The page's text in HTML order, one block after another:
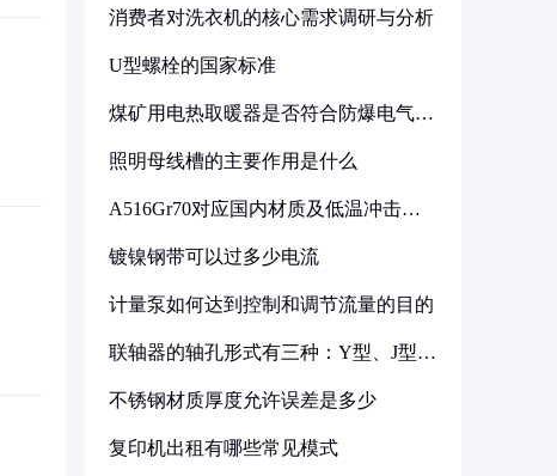
消费者对洗衣机的核心需求调研与分析
U型螺栓的国家标准
煤矿用电热取暖器是否符合防爆电气设
照明母线槽的主要作用是什么
A516Gr70对应国内材质及低温冲击要
镀镍钢带可以过多少电流
计量泵如何达到控制和调节流量的目的
联轴器的轴孔形式有三种：Y型、J型、
不锈钢材质厚度允许误差是多少
复印机出租有哪些常见模式